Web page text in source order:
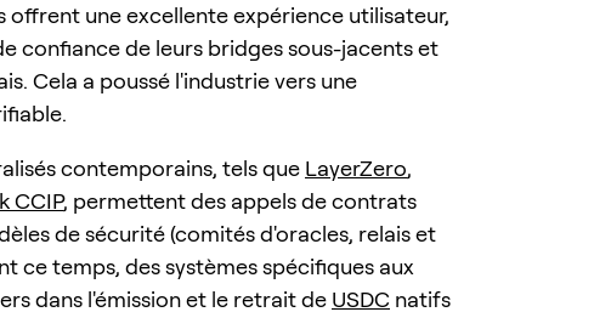
offrent une excellente expérience utilisateur,
confiance de leurs bridges sous-jacents et
Cela a poussé l'industrie vers une
contemporains, tels que LayerZero,
CCIP, permettent des appels de contrats
de sécurité (comités d'oracles, relais et
ce temps, des systèmes spécifiques aux
dans l'émission et le retrait de USDC natifs